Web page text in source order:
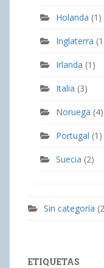
Holanda (1)
Inglaterra
Irlanda (1)
Italia (3)
Noruega (4)
Portugal (1)
Suecia (2)
Sin categoría
ETIQUETAS